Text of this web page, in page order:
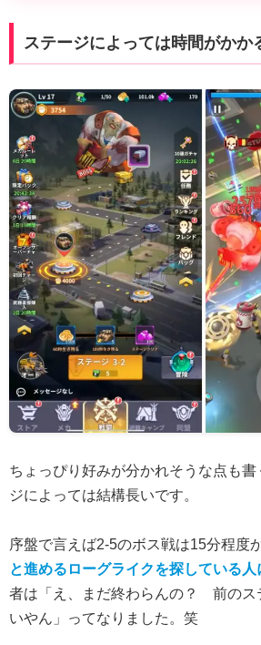
ステージによっては時間がかか
ちょっぴり好みが分かれそうな点も
ジによっては結構長いです。
序盤で言えば2-5のボス戦は15分程度
と進めるローグライクを探している人
者は「え、まだ終わらんの？ 前のス
いやん」ってなりました。笑